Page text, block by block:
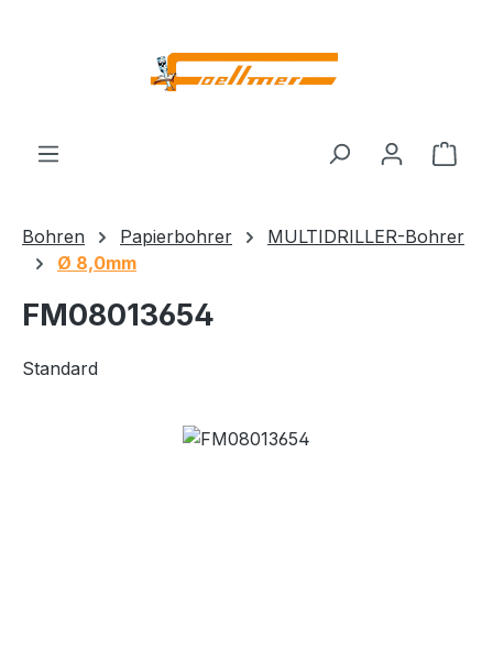
Bohren Papierbohrer
MULTIDRILLER-Bohrer
Ø 8,0mm
FM08013654
Standard
Bildergalerie überspringen